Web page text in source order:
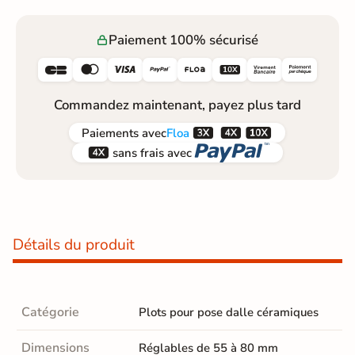
Paiement 100% sécurisé
     
Commandez maintenant, payez plus tard
Paiements avecFloa  
 sans frais avec 
Détails du produit
Catégorie Plots pour pose dalle céramiques
Dimensions Réglables de 55 à 80 mm